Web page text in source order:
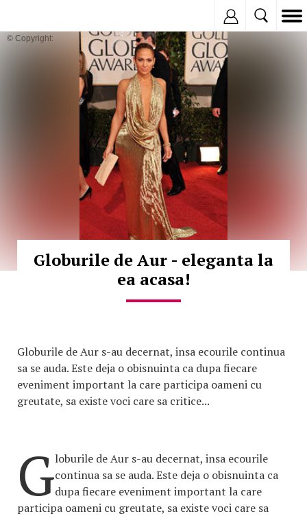
© Copyright:
Globurile de Aur - eleganta la
ea acasa!
Globurile de Aur s-au decernat, insa ecourile continua
sa se auda. Este deja o obisnuinta ca dupa fiecare
eveniment important la care participa oameni cu
greutate, sa existe voci care sa critice...
Globurile de Aur s-au decernat, insa ecourile
continua sa se auda. Este deja o obisnuinta ca
dupa fiecare eveniment important la care
participa oameni cu greutate, sa existe voci care sa